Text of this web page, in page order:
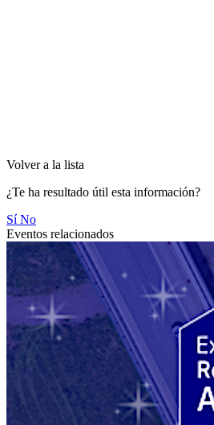
Volver a la lista
¿Te ha resultado útil esta información?
SíNo
Eventos relacionados